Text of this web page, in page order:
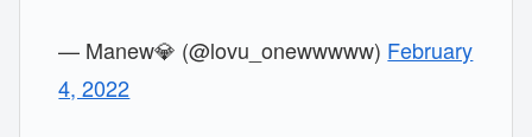
— Manew💎 (@lovu_onewwwww) February
4, 2022